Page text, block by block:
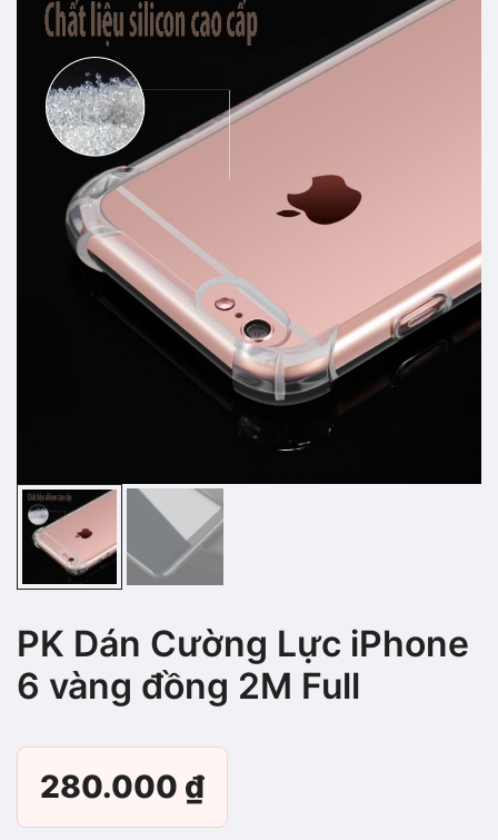
PK Dán Cường Lực iPhone
6 vàng đồng 2M Full
280.000 ₫